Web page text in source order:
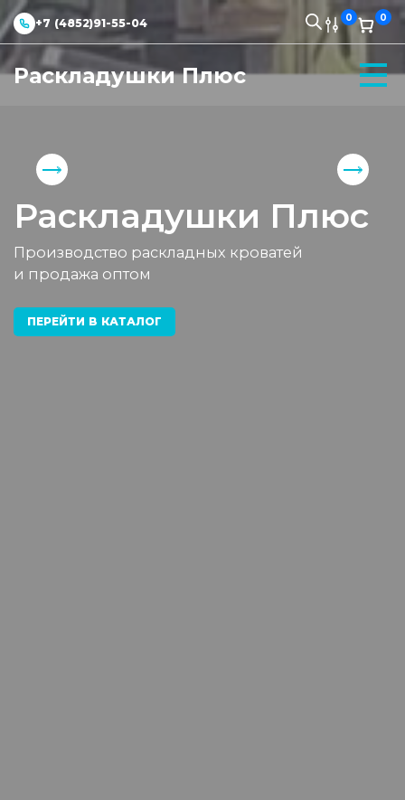
+7 (4852)91-55-04 0 0
Раскладушки Плюс
Раскладушки Плюс
Производство раскладных кроватей
и продажа оптом
ПЕРЕЙТИ В КАТАЛОГ